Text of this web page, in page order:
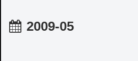
2009-05